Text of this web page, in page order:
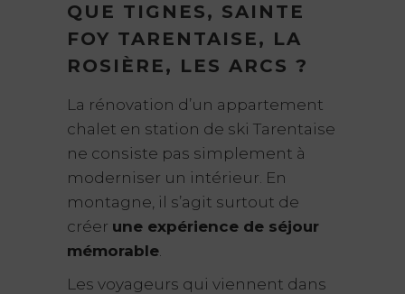
QUE TIGNES, SAINTE
FOY TARENTAISE, LA
ROSIÈRE, LES ARCS ?
La rénovation d’un appartement
chalet en station de ski Tarentaise
ne consiste pas simplement à
moderniser un intérieur. En
montagne, il s’agit surtout de
créer une expérience de séjour
mémorable.
Les voyageurs qui viennent dans